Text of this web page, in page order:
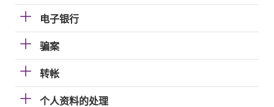
电子银行
骗案
转帐
个人资料的处理